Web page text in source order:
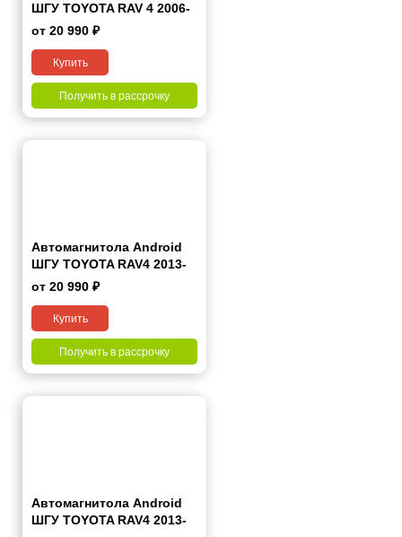
ШГУ TOYOTA RAV 4 2006-
2012 9"
от 20 990 ₽
Купить
Получить в рассрочку
Автомагнитола Android
ШГУ TOYOTA RAV4 2013-
2019 7"
от 20 990 ₽
Купить
Получить в рассрочку
Автомагнитола Android
ШГУ TOYOTA RAV4 2013-